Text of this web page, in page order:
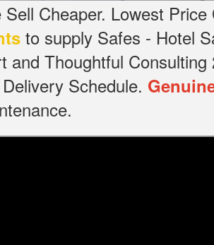
Cheaper. Lowest
to supply Safes - Hotel
and Thoughtful Consulting
Schedule.